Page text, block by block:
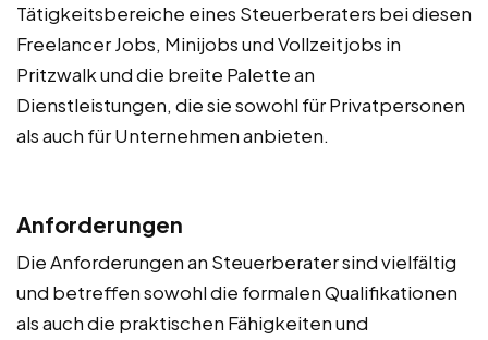
Tätigkeitsbereiche eines Steuerberaters bei diesen
Freelancer Jobs, Minijobs und Vollzeitjobs in
Pritzwalk und die breite Palette an
Dienstleistungen, die sie sowohl für Privatpersonen
als auch für Unternehmen anbieten.
Anforderungen
Die Anforderungen an Steuerberater sind vielfältig
und betreffen sowohl die formalen Qualifikationen
als auch die praktischen Fähigkeiten und